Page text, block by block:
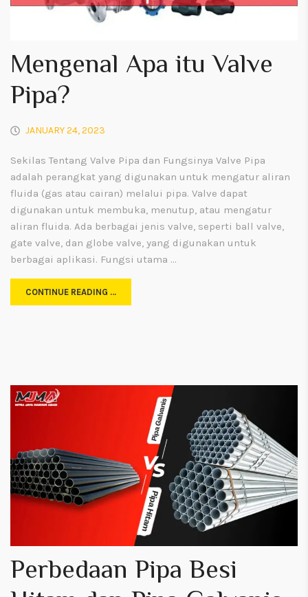
Mengenal Apa itu Valve
Pipa?
JANUARY 24, 2023
Sekilas Tentang Valve Pipa dan Fungsinya Valve Pipa
adalah perangkat yang digunakan untuk mengatur aliran
fluida (gas atau cairan) melalui pipa. Valve dapat
digunakan untuk membuka, menutup, atau mengatur
aliran fluida. Ada berbagai jenis valve, seperti ball valve,
gate valve, dan globe valve, yang digunakan untuk
berbagai aplikasi. Fungsi utama …
CONTINUE READING …
Perbedaan Pipa Besi